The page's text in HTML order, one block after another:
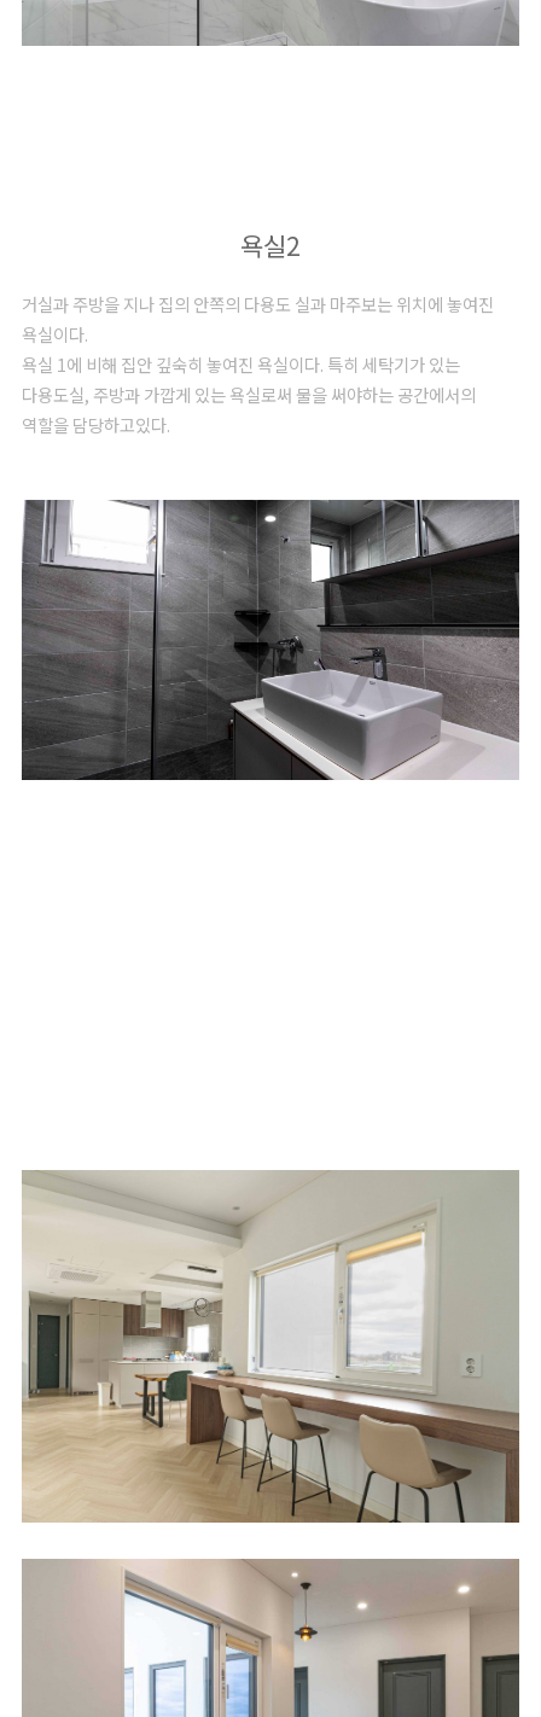
욕실2
거실과 주방을 지나 집의 안쪽의 다용도 실과 마주보는 위치에 놓여진
욕실이다.
욕실 1에 비해 집안 깊숙히 놓여진 욕실이다. 특히 세탁기가 있는
다용도실, 주방과 가깝게 있는 욕실로써 물을 써야하는 공간에서의
역할을 담당하고있다.